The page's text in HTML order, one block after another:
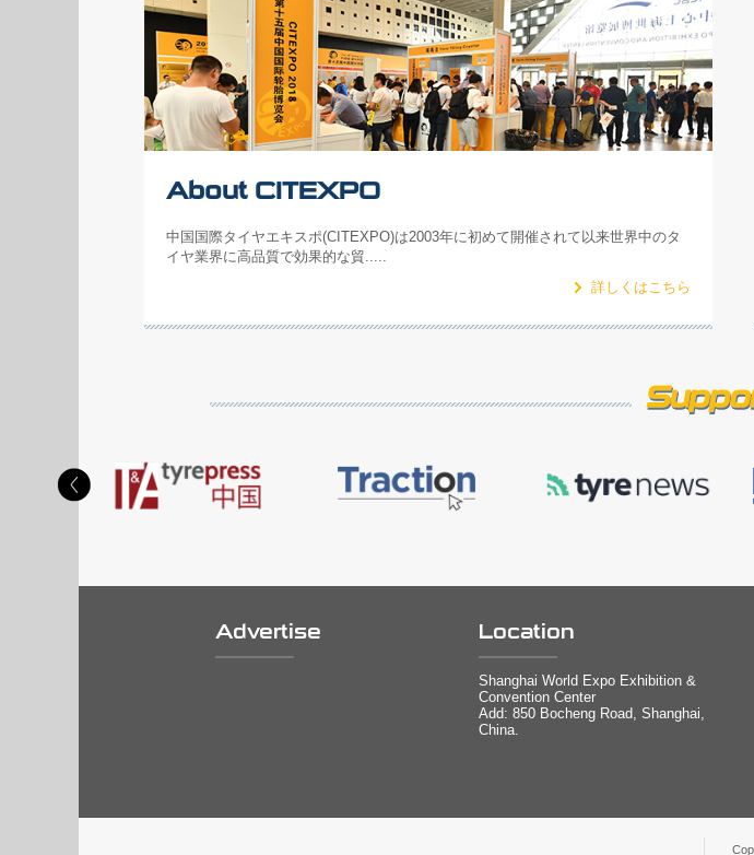
About CITEXPO
中国国際タイヤエキスポ(CITEXPO)は2003年に初めて開催されて以来世界中のタ
イヤ業界に高品質で効果的な貿.....
詳しくはこちら
Advertise Location
Shanghai World Expo Exhibition &
Convention Center
Add: 850 Bocheng Road, Shanghai,
China.